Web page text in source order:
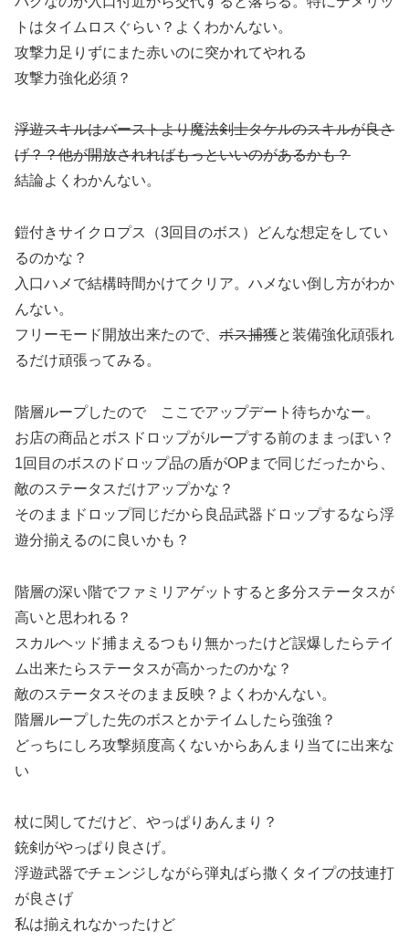
トはタイムロスぐらい？よくわかんない。
攻撃力足りずにまた赤いのに突かれてやれる
攻撃力強化必須？
浮遊スキルはバーストより魔法剣士タケルのスキルが良さ
げ？？他が開放されればもっといいのがあるかも？
結論よくわかんない。
鎧付きサイクロプス（3回目のボス）どんな想定をしてい
るのかな？
入口ハメで結構時間かけてクリア。ハメない倒し方がわか
んない。
フリーモード開放出来たので、 ボス捕獲と装備強化頑張れ
るだけ頑張ってみる。
階層ループしたので ここでアップデート待ちかなー。
お店の商品とボスドロップがループする前のままっぽい？
1回目のボスのドロップ品の盾がOPまで同じだったから、
敵のステータスだけアップかな？
そのままドロップ同じだから良品武器ドロップするなら浮
遊分揃えるのに良いかも？
階層の深い階でファミリアゲットすると多分ステータスが
高いと思われる？
スカルヘッド捕まえるつもり無かったけど誤爆したらテイ
ム出来たらステータスが高かったのかな？
敵のステータスそのまま反映？よくわかんない。
階層ループした先のボスとかテイムしたら強強？
どっちにしろ攻撃頻度高くないからあんまり当てに出来な
い
杖に関してだけど、やっぱりあんまり？
銃剣がやっぱり良さげ。
浮遊武器でチェンジしながら弾丸ばら撒くタイプの技連打
が良さげ
私は揃えれなかったけど